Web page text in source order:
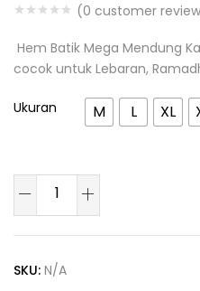
(0 customer
Hem Batik Mega Mendung
cocok untuk Lebaran,
Ukuran M L XL
SKU: N/A